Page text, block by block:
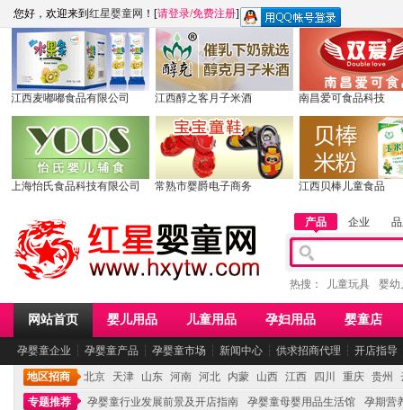
您好，欢迎来到 红星婴童网 ！[请登录/免费注册]
江西麦嘟嘟食品有限公司 江西醇之客月子米酒 南昌爱可食品科技
上海怡氏食品科技有限公司 常熟市婴爵电子商务 江西贝棒儿童食品
产品 企业
热搜： 儿童玩具 婴幼
网站首页 婴儿用品 儿童用品 孕妇用品 婴童店
孕婴童企业 ┆ 孕婴童产品 ┆ 孕婴童市场 ┆ 新闻中心 ┆ 供求招商代理 ┆ 开店指导
地区招商 北京 天津 山东 河南 河北 内蒙 山西 江西 四川 重庆 贵州
专题推荐
孕婴童行业发展前景及开店指南 孕婴童母婴用品生活馆 孕期营